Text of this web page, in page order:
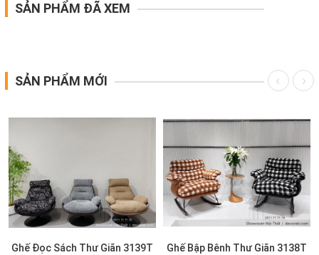
SẢN PHẨM ĐÃ XEM
SẢN PHẨM MỚI
Ghế Đọc Sách Thư Giãn 3139T
Ghế Bập Bênh Thư Giãn 3138T